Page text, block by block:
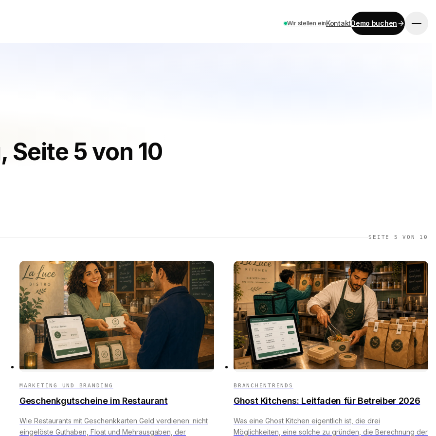
Wir stellen einKontaktDemo buchen
Cloud-Küchen
, Seite 5 von 10
SEITE 5 VON 10
MARKETING UND BRANDING
Geschenkgutscheine im Restaurant
Wie Restaurants mit Geschenkkarten Geld verdienen: nicht
eingelöste Guthaben, Float und Mehrausgaben, der
BRANCHENTRENDS
Ghost Kitchens: Leitfaden für Betreiber 2026
Was eine Ghost Kitchen eigentlich ist, die drei
Möglichkeiten, eine solche zu gründen, die Berechnung der